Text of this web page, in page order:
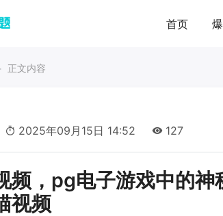
首页
正文内容
2025年09月15日 14:52 127
频，pg电子游戏中的
视频